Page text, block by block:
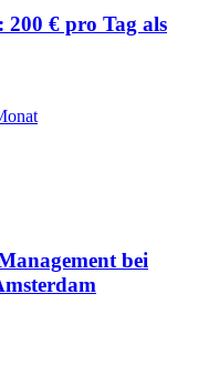
200 € pro Tag als
bei